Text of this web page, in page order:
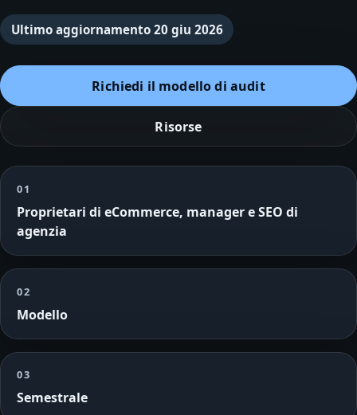
Ultimo aggiornamento 20 giu 2026
Richiedi il modello di audit
Risorse
01
Proprietari di eCommerce, manager e SEO di
agenzia
02
Modello
03
Semestrale